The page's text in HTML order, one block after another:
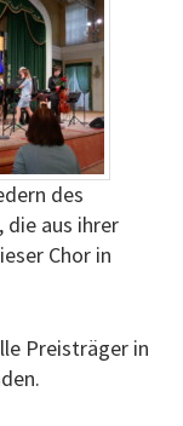
des
die aus ihrer
Chor in
Preisträger in